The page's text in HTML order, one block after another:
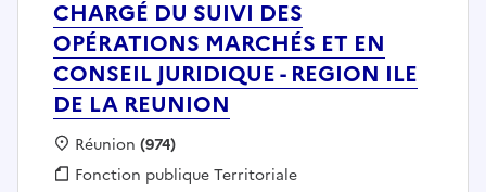
CHARGÉ DU SUIVI DES
OPÉRATIONS MARCHÉS ET EN
CONSEIL JURIDIQUE - REGION ILE
DE LA REUNION
Localisation :
Réunion (974)
Fonction publique :
Fonction publique Territoriale